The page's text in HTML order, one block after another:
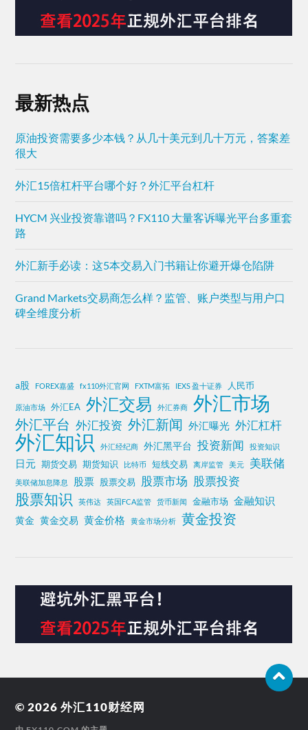
最新热点
原油投资需要多少本钱？从几十美元到几十万元，答案差
很大
外汇15倍杠杆平台哪个好？外汇平台杠杆
HYCM 兴业投资靠谱吗？FX110 大量客诉曝光平台多重套
路
外汇新手必读：这5本交易入门书籍让你避开爆仓陷阱
Grand Markets交易商怎么样？监管、账户类型与用户口
碑全维度分析
a股 FOREX嘉盛 fx110外汇官网 FXTM富拓 IEXS 盈十证券 人民币
原油市场 外汇EA 外汇交易 外汇券商 外汇市场
外汇平台 外汇投资 外汇新闻 外汇曝光 外汇杠杆
外汇知识 外汇经纪商 外汇黑平台 投资新闻 投资知识
日元 期货交易 期货知识 比特币 短线交易 离岸监管 美元 美联储
美联储加息降息 股票 股票交易 股票市场 股票投资
股票知识 英伟达 英国FCA监管 货币新闻 金融市场 金融知识
黄金 黄金交易 黄金价格 黄金市场分析 黄金投资
© 2026外汇110财经网